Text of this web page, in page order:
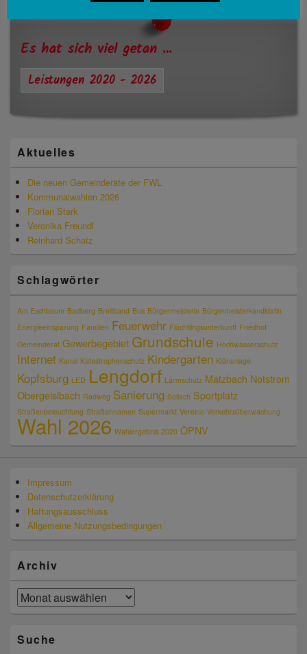
Primärer
Widgetbereich
Es hat sich viel getan …
Leistungen 2020 - 2026
Aktuelles
Die neuen Gemeinderäte der FWL
Kommunalwahlen 2026
Florian Stark
Veronika Freundl
Reinhard Schatz
Schlagwörter
Am Eschbaum Badberg Breitband Bus Bürgermeisterin Bürgermeisterkandidatin
Energieeinsparung Familien Feuerwehr Flüchtlingsunterkunft Friedhof
Gemeinderat Gewerbegebiet Grundschule Hochwasserschutz
Internet Kanal Katastrophenschutz Kindergarten Kläranlage
Kopfsburg LED Lengdorf Lärmschutz Matzbach Notstrom
Obergeislbach Radweg Sanierung Sollach Sportplatz
Straßenbeleuchtung Straßennamen Supermarkt Vereine Verkehrsüberwachung
Wahl 2026 Wahlergebnis 2020 ÖPNV
Impressum
Datenschutzerklärung
Haftungsausschluss
Allgemeine Nutzungsbedingungen
Archiv
Archiv
Suche